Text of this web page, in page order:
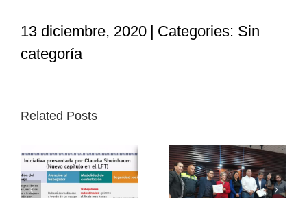
13 diciembre, 2020 | Categories: Sin
categoría
Related Posts